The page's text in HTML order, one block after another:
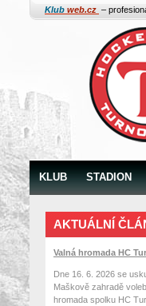
Klub web.cz –
KLUB STADION
AKTUÁLNÍ
Valná hromada HC
Dne 16. 6. 2026 se
Maškově zahradě
hromada spolku HC